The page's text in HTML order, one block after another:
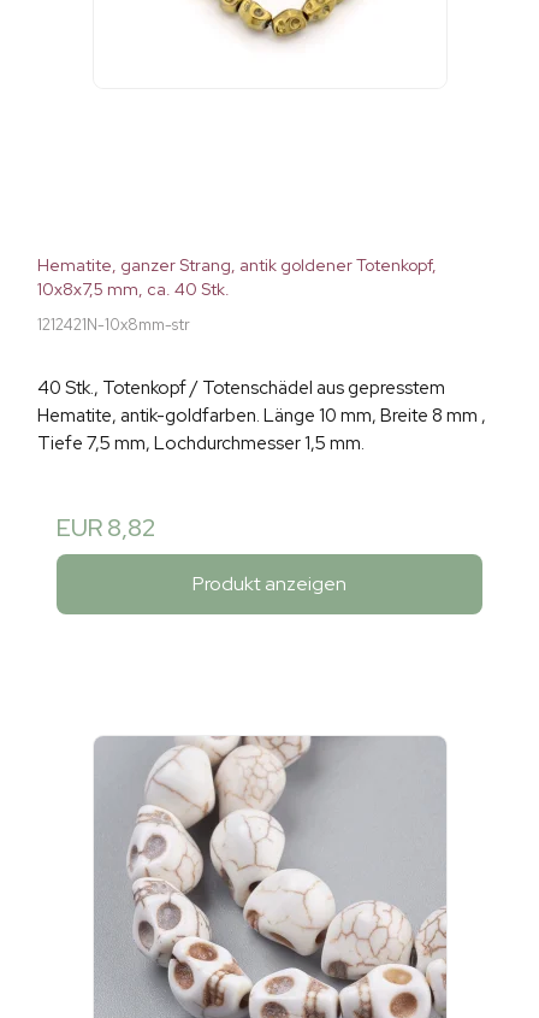
Hematite, ganzer Strang, antik goldener Totenkopf,
10x8x7,5 mm, ca. 40 Stk.
1212421N-10x8mm-str
40 Stk., Totenkopf / Totenschädel aus gepresstem
Hematite, antik-goldfarben. Länge 10 mm, Breite 8 mm ,
Tiefe 7,5 mm, Lochdurchmesser 1,5 mm.
EUR 8,82
Produkt anzeigen